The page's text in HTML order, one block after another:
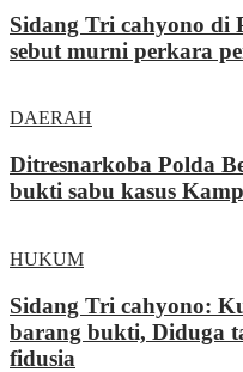
Sidang Tri cahyono di
sebut murni perkara
DAERAH
Ditresnarkoba Polda
bukti sabu kasus
HUKUM
Sidang Tri cahyono:
barang bukti, Diduga
fidusia